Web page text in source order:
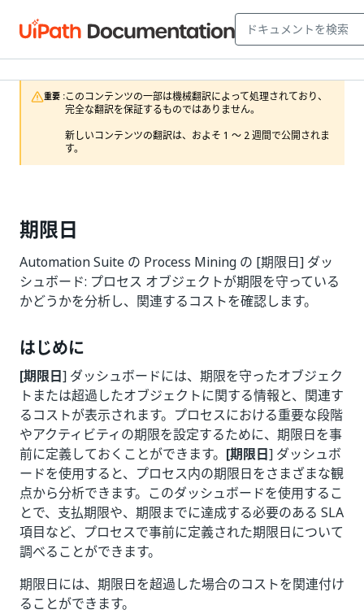
重要 :このコンテンツの一部は機械翻訳によって処理されており、
完全な翻訳を保証するものではありません。
新しいコンテンツの翻訳は、およそ 1 ～ 2 週間で公開されま
す。
期限日
Automation Suite の Process Mining の [期限日] ダッ
シュボード: プロセス オブジェクトが期限を守っている
かどうかを分析し、関連するコストを確認します。
はじめに
[期限日] ダッシュボードには、期限を守ったオブジェク
トまたは超過したオブジェクトに関する情報と、関連す
るコストが表示されます。プロセスにおける重要な段階
やアクティビティの期限を設定するために、期限日を事
前に定義しておくことができます。 [期限日] ダッシュボ
ードを使用すると、プロセス内の期限日をさまざまな観
点から分析できます。このダッシュボードを使用するこ
とで、支払期限や、期限までに達成する必要のある SLA
項目など、プロセスで事前に定義された期限日について
調べることができます。
期限日には、期限日を超過した場合のコストを関連付け
ることができます。